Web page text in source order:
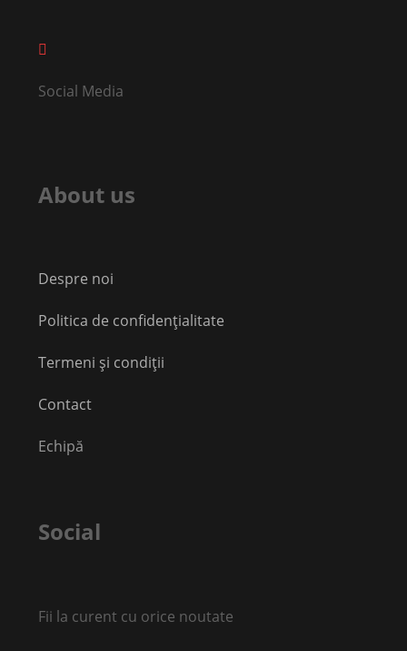
Social Media
About us
Despre noi
Politica de confidențialitate
Termeni și condiții
Contact
Echipă
Social
Fii la curent cu orice noutate